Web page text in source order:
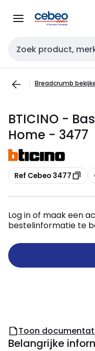
naar
naar
Zoekveld invoer
Breadcrumb
BTICINO -
Home - 3477
Kopiëren
Ref Cebeo 3477
Log in of maak een
bestelinformatie te
Toon
Belangrijke